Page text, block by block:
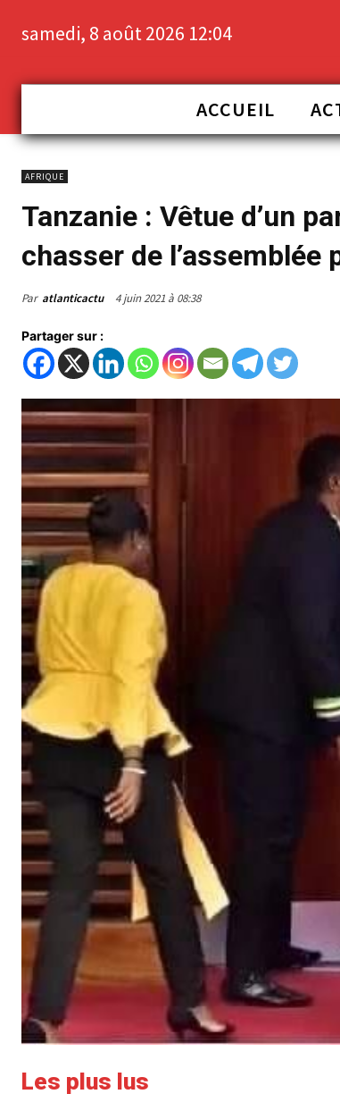
samedi, 8 août 2026 12:04
ACCUEIL
AFRIQUE
Tanzanie : Vêtue d’un
chasser de l’assemblée
Par atlanticactu 4 juin 2021 à 08:38
Partager sur :
Les plus lus